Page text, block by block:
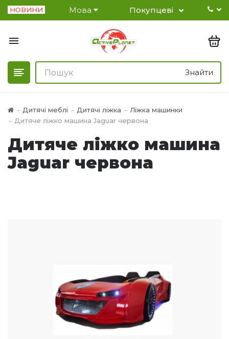
НОВИНИ Мова Покупцеві
Знайти
Дитячі меблі Дитячі ліжка
Ліжка машинки
Дитяче ліжко машина Jaguar червона
Дитяче ліжко машина
Jaguar червона